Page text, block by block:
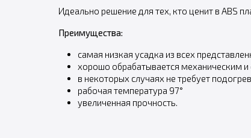
Идеально решение для тех, кто ценит в ABS
Преимущества:
самая низкая усадка из всех
хорошо обрабатывается механическим
в некоторых случаях не требует
рабочая температура 97°
увеличенная прочность.